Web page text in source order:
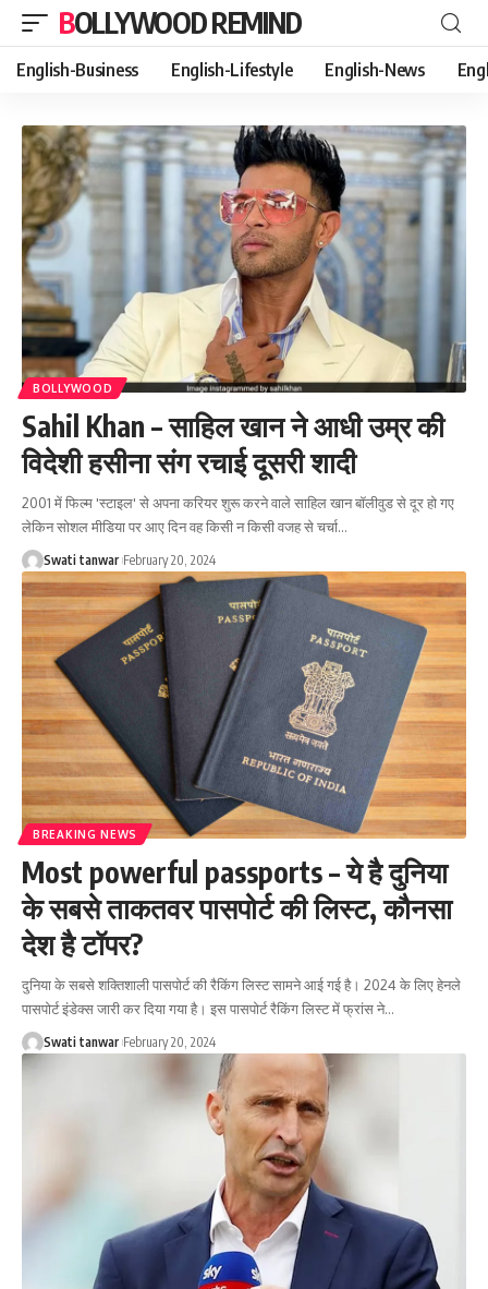
BOLLYWOOD REMIND
English-Business English-Lifestyle English-News
BOLLYWOOD
Sahil Khan – साहिल खान ने आधी उम्र की
विदेशी हसीना संग रचाई दूसरी शादी
2001 में फिल्म 'स्टाइल' से अपना करियर शुरू करने वाले साहिल खान बॉलीवुड से दूर हो गए
लेकिन सोशल मीडिया पर आए दिन वह किसी न किसी वजह से चर्चा…
Swati tanwar February 20, 2024
BREAKING NEWS
Most powerful passports – ये है दुनिया
के सबसे ताकतवर पासपोर्ट की लिस्ट, कौनसा
देश है टॉपर?
दुनिया के सबसे शक्तिशाली पासपोर्ट की रैकिंग लिस्ट सामने आई गई है। 2024 के लिए हेनले
पासपोर्ट इंडेक्स जारी कर दिया गया है। इस पासपोर्ट रैकिंग लिस्ट में फ्रांस ने…
Swati tanwar February 20, 2024